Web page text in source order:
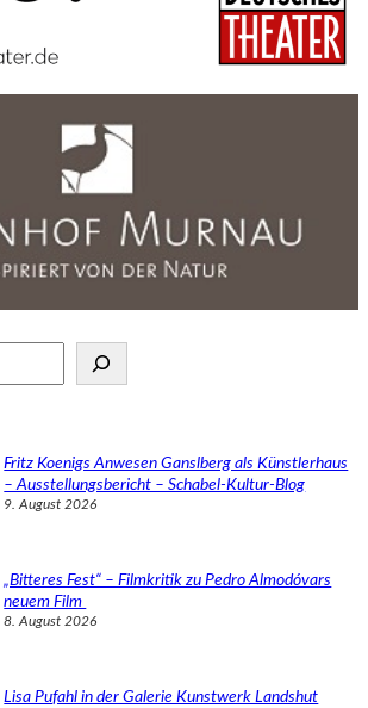
Fritz Koenigs Anwesen Ganslberg als Künstlerhaus
– Ausstellungsbericht – Schabel-Kultur-Blog
9. August 2026
„Bitteres Fest“ – Filmkritik zu Pedro Almodóvars
neuem Film
8. August 2026
Lisa Pufahl in der Galerie Kunstwerk Landshut